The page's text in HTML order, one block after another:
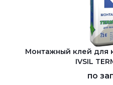
Монтажный клей для
IVSIL
по